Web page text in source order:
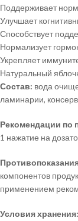
Поддерживает
Улучшает
Способствует
Нормализует
Укрепляет
Натуральный
Состав: вода
ламинарии,
Рекомендации по
1 нажатие на
компонентов
применением
Условия хранения: